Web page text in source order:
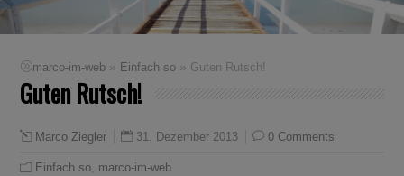
marco-im-web » Einfach so » Guten Rutsch!
Guten Rutsch!
Marco Ziegler 31. Dezember 2013 0 Comments
Einfach so, marco-im-web